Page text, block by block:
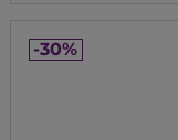
-30%